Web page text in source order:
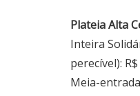
Plateia Alta
Inteira
perecível):
Meia-